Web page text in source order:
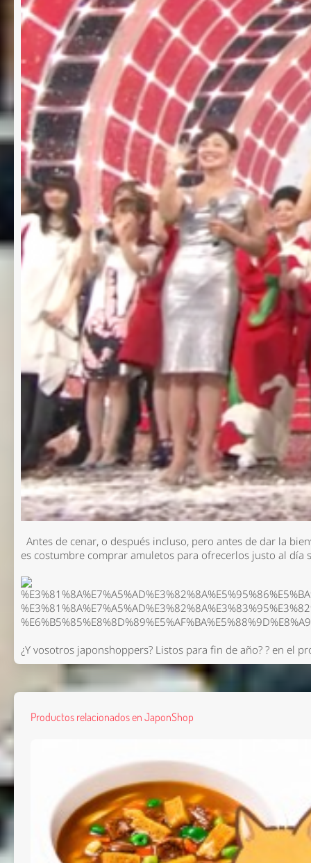
Antes de cenar, o después incluso, pero antes de dar la
es costumbre comprar amuletos para ofrecerlos justo al
¿Y vosotros japonshoppers? Listos para fin de año? ? en el
Productos relacionados en JaponShop